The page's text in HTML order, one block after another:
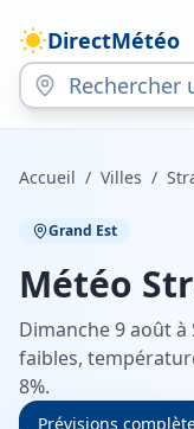
DirectMétéo
Accueil / Villes /
Grand Est
Météo
Dimanche 9 août
faibles,
8%.
Prévisions